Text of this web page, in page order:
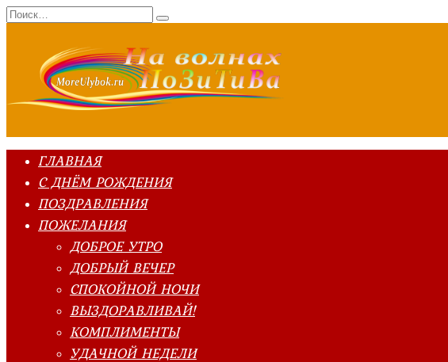
Перейти
к
Search
for:
ГЛАВНАЯ
С ДНЁМ РОЖДЕНИЯ
ПОЗДРАВЛЕНИЯ
ПОЖЕЛАНИЯ
ДОБРОЕ УТРО
ДОБРЫЙ ВЕЧЕР
СПОКОЙНОЙ НОЧИ
ВЫЗДОРАВЛИВАЙ!
КОМПЛИМЕНТЫ
УДАЧНОЙ НЕДЕЛИ